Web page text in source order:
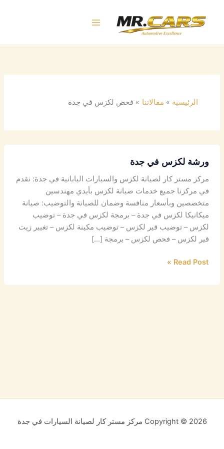
المحتوى
الرئيسية مقالاتنا فحص لكزس في جدة
ورشة لكزس في جدة
مركز مستر كار لصيانة لكزس والسيارات اليابانية في جدة: نقدم
في مركزنا جميع خدمات صيانة لكزس بأيدي مهندسين
متخصصين وبأسعار منافسة وضمان للصيانة والتوضيب: صيانة
ميكانيكا لكزس في جدة – برمجة لكزس في جدة – توضيب
لكزس – توضيب قير لكزس – توضيب مكينة لكزس – تغيير زيت
قير لكزس – فحص لكزس – برمجة […]
Read Post »
Copyright © 2026 مركز مستر كار لصيانة السيارات في جدة